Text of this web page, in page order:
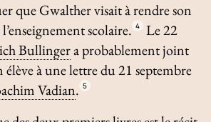
que Gwalther visait à rendre son
scolaire. 4
Le 22
Bullingera probablement joint
élève à une lettre du 21 septembre
Vadian. 5